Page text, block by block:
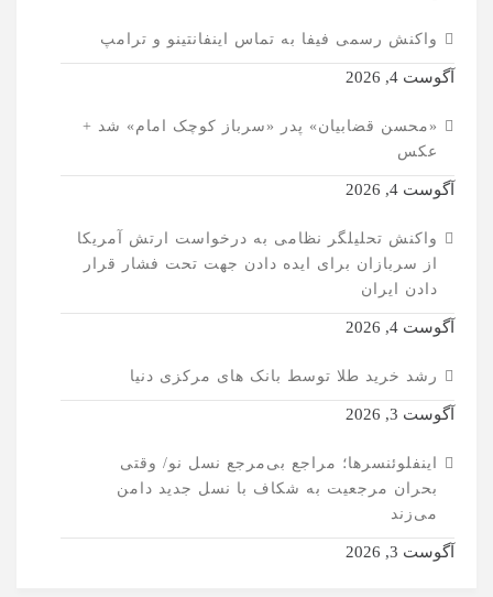
واکنش رسمی فیفا به تماس اینفانتینو و ترامپ
آگوست 4, 2026
«محسن قضابیان» پدر «سرباز کوچک امام» شد +
عکس
آگوست 4, 2026
واکنش تحلیلگر نظامی به درخواست ارتش آمریکا
از سربازان برای ایده دادن جهت تحت فشار قرار
دادن ایران
آگوست 4, 2026
رشد خرید طلا توسط بانک های مرکزی دنیا
آگوست 3, 2026
اینفلوئنسرها؛ مراجع بی‌مرجع نسل نو/ وقتی
بحران مرجعیت به شکاف با نسل جدید دامن
می‌زند
آگوست 3, 2026